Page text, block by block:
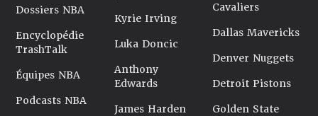
Dossiers NBA
Encyclopédie
TrashTalk
Équipes NBA
Podcasts NBA
Kyrie Irving
Luka Doncic
Anthony
Edwards
James Harden
Cavaliers
Dallas Mavericks
Denver Nuggets
Detroit Pistons
Golden State